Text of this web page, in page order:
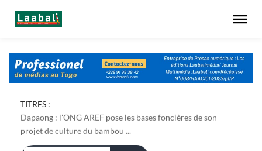
TITRES :
Dapaong : l'ONG AREF pose les bases foncières de son
projet de culture du bambou ...